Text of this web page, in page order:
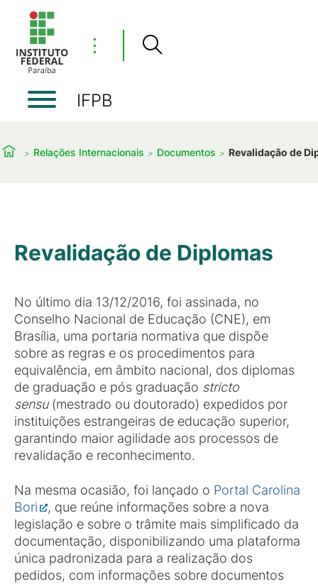
⋮
IFPB
Relações Internacionais Documentos Revalidação de
Revalidação de Diplomas
No último dia 13/12/2016, foi assinada, no
Conselho Nacional de Educação (CNE), em
Brasília, uma portaria normativa que dispõe
sobre as regras e os procedimentos para
equivalência, em âmbito nacional, dos diplomas
de graduação e pós graduação stricto
sensu (mestrado ou doutorado) expedidos por
instituições estrangeiras de educação superior,
garantindo maior agilidade aos processos de
revalidação e reconhecimento.
Na mesma ocasião, foi lançado o Portal Carolina
Bori
, que reúne informações sobre a nova
legislação e sobre o trâmite mais simplificado da
documentação, disponibilizando uma plataforma
única padronizada para a realização dos
pedidos, com informações sobre documentos